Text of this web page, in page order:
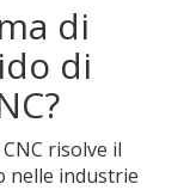
di
di
risolve il
nelle industrie